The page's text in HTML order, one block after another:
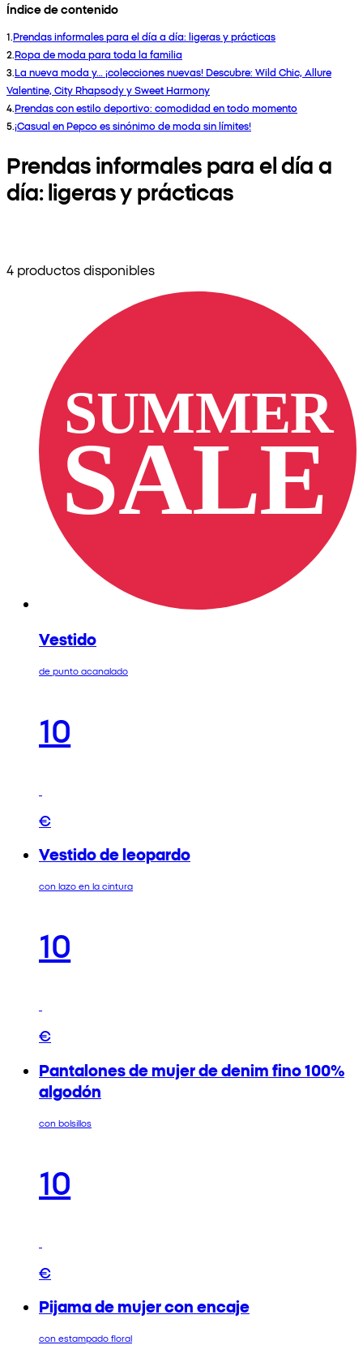
Índice de contenido
1.Prendas informales para el día a día: ligeras y prácticas
2.Ropa de moda para toda la familia
3.La nueva moda y… ¡colecciones nuevas! Descubre: Wild Chic, Allure
Valentine, City Rhapsody y Sweet Harmony
4.Prendas con estilo deportivo: comodidad en todo momento
5.¡Casual en Pepco es sinónimo de moda sin límites!
Prendas informales para el día a
día: ligeras y prácticas
4 productos disponibles
Vestido
de punto acanalado
10
€
Vestido de leopardo
con lazo en la cintura
10
€
Pantalones de mujer de denim fino 100%
algodón
con bolsillos
10
€
Pijama de mujer con encaje
con estampado floral